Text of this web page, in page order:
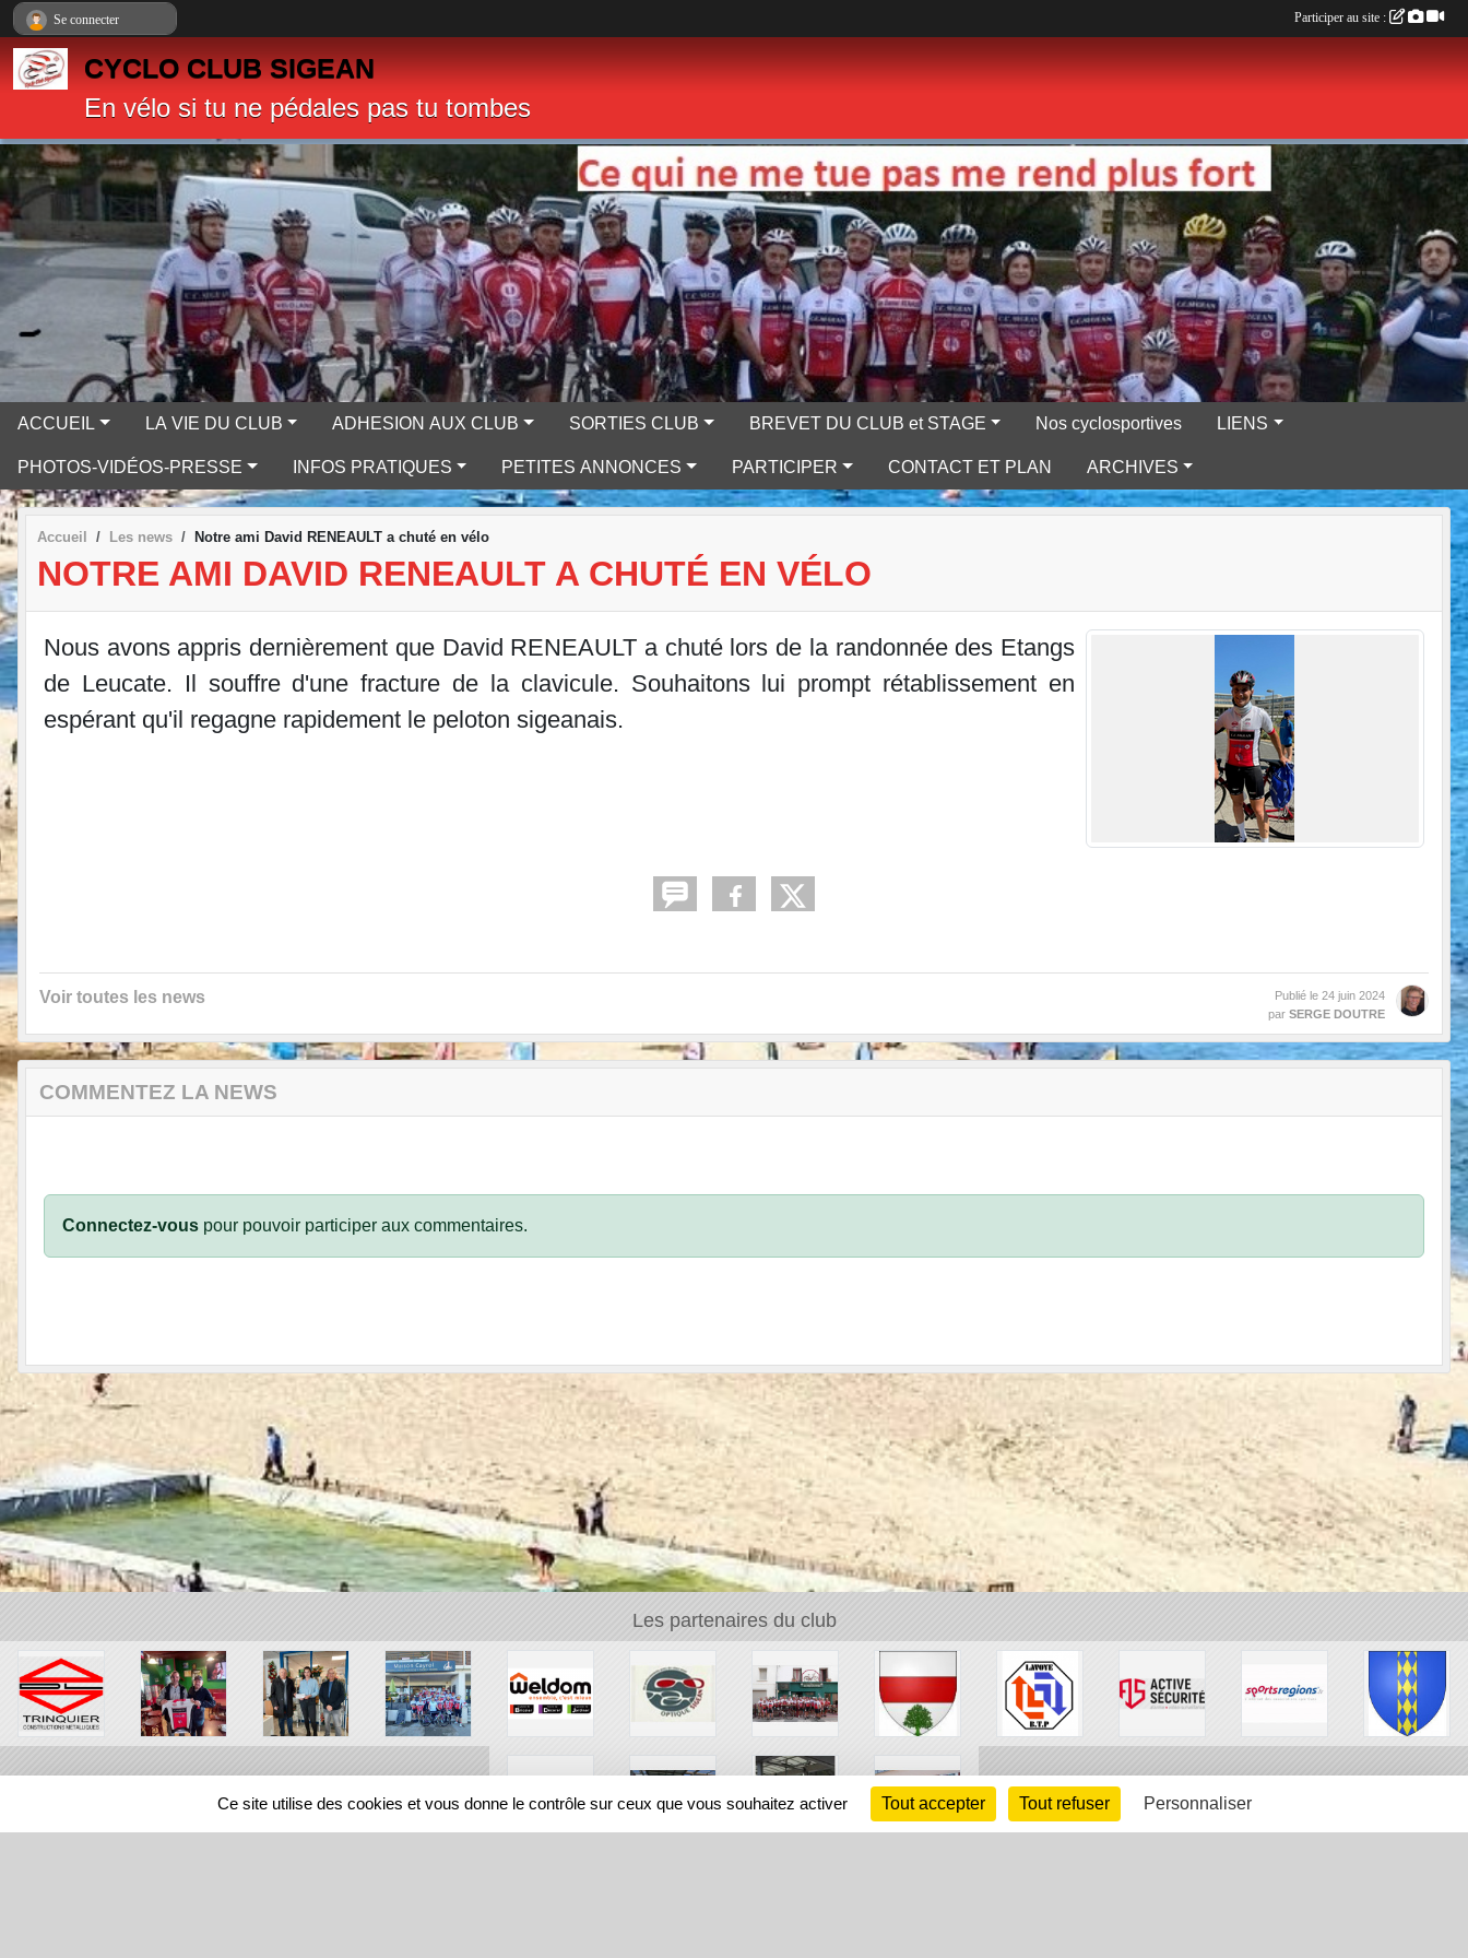
CYCLO CLUB SIGEAN
En vélo si tu ne pédales pas tu tombes
ACCUEIL LA VIE DU CLUB ADHESION AUX CLUB SORTIES CLUB BREVET DU CLUB et STAGE Nos cyclosportives LIENS
PHOTOS-VIDÉOS-PRESSE INFOS PRATIQUES PETITES ANNONCES PARTICIPER CONTACT ET PLAN ARCHIVES
Accueil Les news Notre ami David RENEAULT a chuté en vélo
NOTRE AMI DAVID RENEAULT A CHUTÉ EN VÉLO
Nous avons appris dernièrement que David RENEAULT a chuté lors de la randonnée des Etangs
de Leucate. Il souffre d'une fracture de la clavicule. Souhaitons lui prompt rétablissement en
espérant qu'il regagne rapidement le peloton sigeanais.
Voir toutes les news Publié le 24 juin 2024
par SERGE DOUTRE
COMMENTEZ LA NEWS
Connectez-vous pour pouvoir participer aux commentaires.
Les partenaires du club
Se connecter Participer au site :
Panneau de gestion des cookies
Ce site utilise des cookies et vous donne le contrôle sur ceux que vous souhaitez activer Tout accepter Tout refuser Personnaliser